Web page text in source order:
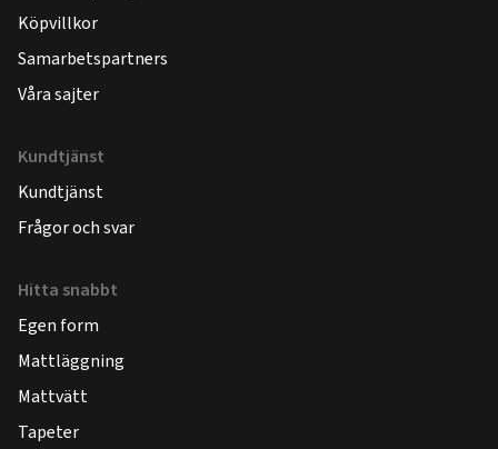
Köpvillkor
Samarbetspartners
Våra sajter
Kundtjänst
Kundtjänst
Frågor och svar
Hitta snabbt
Egen form
Mattläggning
Mattvätt
Tapeter